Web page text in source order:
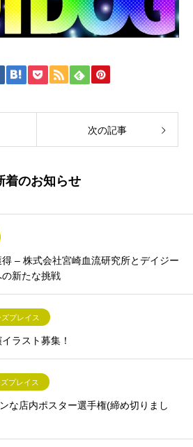
次の記事
着のお知らせ
– 株式会社宮崎血流研究所とデイジー
新たな挑戦
プレイス
ラスト募集！
プレイス
な店内ポスター選手権(締め切りまし